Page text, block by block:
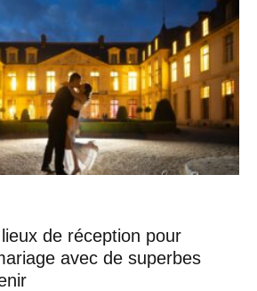
de réception pour
avec de superbes